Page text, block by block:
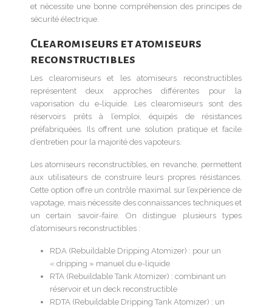
et nécessite une bonne compréhension des principes de
sécurité électrique.
Clearomiseurs et atomiseurs
reconstructibles
Les clearomiseurs et les atomiseurs reconstructibles
représentent deux approches différentes pour la
vaporisation du e-liquide. Les clearomiseurs sont des
réservoirs prêts à l’emploi, équipés de résistances
préfabriquées. Ils offrent une solution pratique et facile
d’entretien pour la majorité des vapoteurs.
Les atomiseurs reconstructibles, en revanche, permettent
aux utilisateurs de construire leurs propres résistances.
Cette option offre un contrôle maximal sur l’expérience de
vapotage, mais nécessite des connaissances techniques et
un certain savoir-faire. On distingue plusieurs types
d’atomiseurs reconstructibles :
RDA (Rebuildable Dripping Atomizer) : pour un
« dripping » manuel du e-liquide
RTA (Rebuildable Tank Atomizer) : combinant un
réservoir et un deck reconstructible
RDTA (Rebuildable Dripping Tank Atomizer) : un